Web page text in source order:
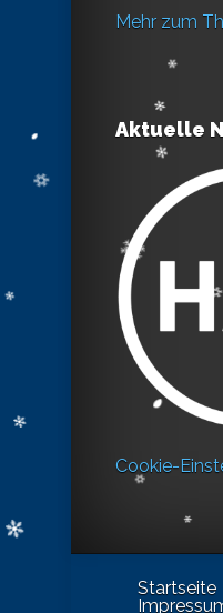
Mehr zum
Aktuelle
Cookie-
Startseite